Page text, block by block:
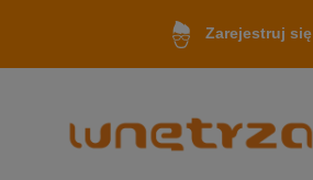
Zarejestruj się